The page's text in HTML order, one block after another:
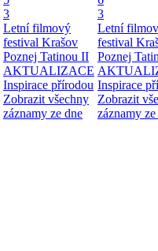
3
Letní filmový
festival Krašov
Poznej Tatinou II
AKTUALIZACE
Inspirace přírodou
Zobrazit všechny
záznamy ze dne
3
Letní
festival
Poznej
Inspirace
Zobrazit
záznamy